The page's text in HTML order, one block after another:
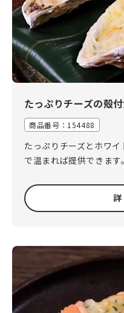
たっぷりチーズの殻
商品番号：154488
たっぷりチーズとホワ
で温まれば提供できます。